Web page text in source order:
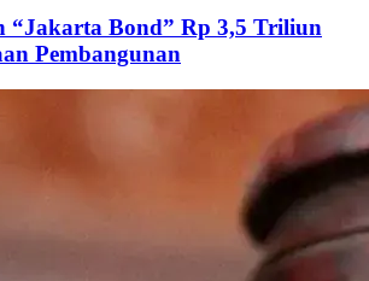
“Jakarta Bond” Rp 3,5 Triliun
Pembangunan